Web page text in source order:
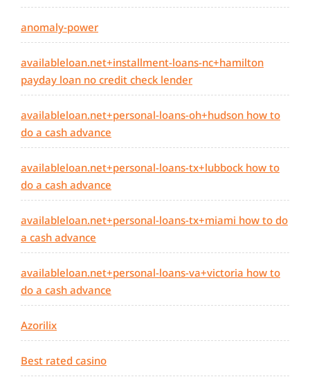
anomaly-power
availableloan.net+installment-loans-nc+hamilton
payday loan no credit check lender
availableloan.net+personal-loans-oh+hudson how to
do a cash advance
availableloan.net+personal-loans-tx+lubbock how to
do a cash advance
availableloan.net+personal-loans-tx+miami how to do
a cash advance
availableloan.net+personal-loans-va+victoria how to
do a cash advance
Azorilix
Best rated casino